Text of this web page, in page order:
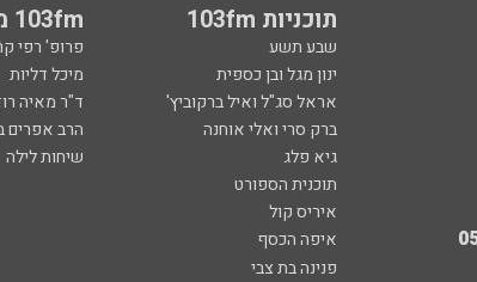
תוכניות 103fm 103fm מייעצים
שבע תשע פרופ' רפי
ינון מגל ובן כספית
מיכל דליות
אראל סג"ל ואיל ברקוביץ'
ד"ר מאיה
ברק סרי ואלי אוחנה
הרב אפרים
גיא פלג
שיחות לילה
תוכנית הספורט
איריס קול
איפה הכסף
פנינה בת צבי